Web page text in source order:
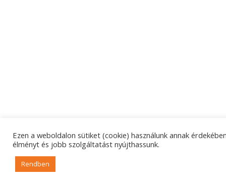
Ezen a weboldalon sütiket (cookie) használunk annak
élményt és jobb szolgáltatást nyújthassunk.
Rendben